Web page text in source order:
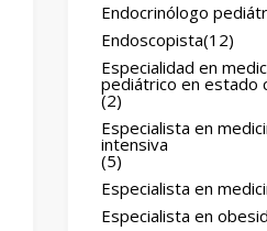
Endocrinólogo
Endoscopista(12)
Especialidad en
pediátrico en estado
(2)
Especialista en
intensiva
(5)
Especialista en
Especialista en